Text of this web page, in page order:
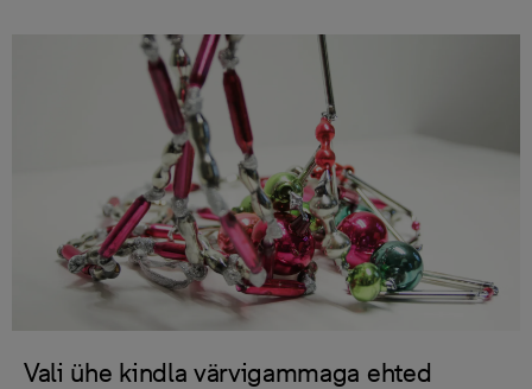
Vali ühe kindla värvigammaga ehted